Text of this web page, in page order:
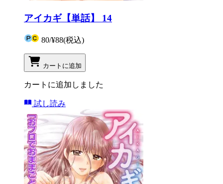
アイカギ【単話】 14
80/¥88(税込)
カートに追加
カートに追加しました
試し読み